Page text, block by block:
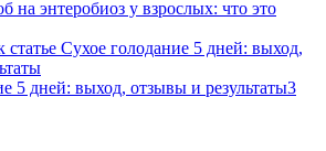
на энтеробиоз у взрослых: что это
5 дней: выход, отзывы и результаты3